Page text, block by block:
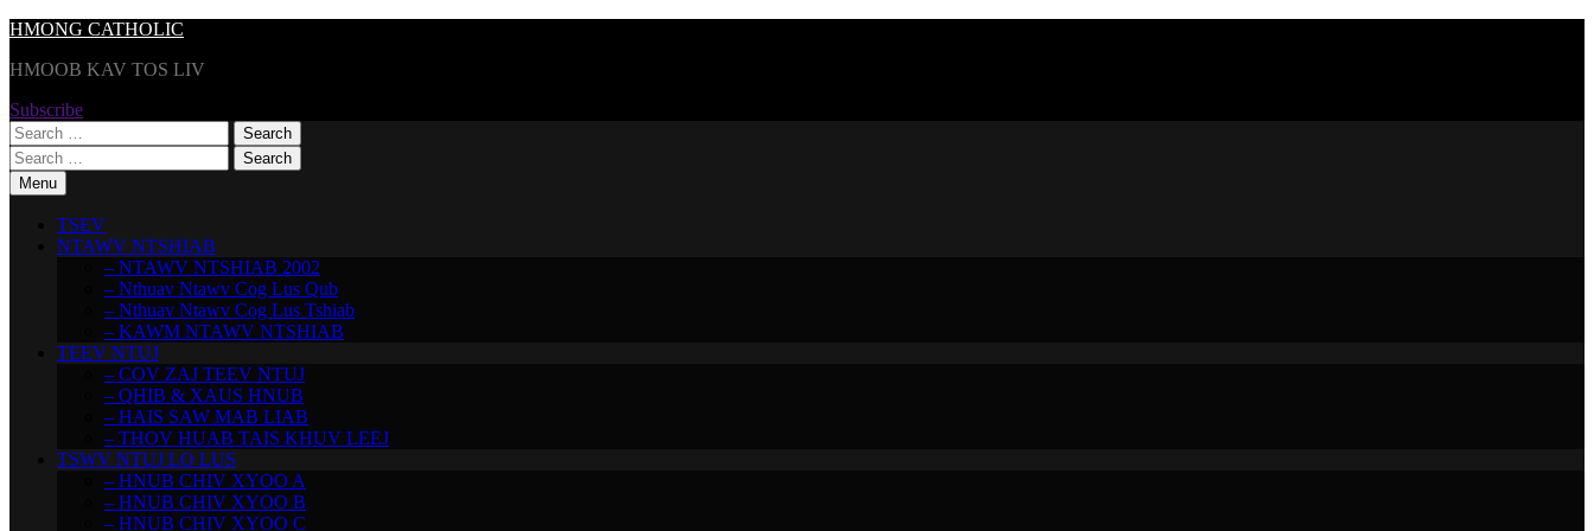
Skip
content
HMONG CATHOLIC
HMOOB KAV TOS LIV
Subscribe
Search
for:
Search
for:Menu
TSEV
NTAWV NTSHIAB
– NTAWV NTSHIAB 2002
– Nthuav Ntawv Cog Lus Qub
– Nthuav Ntawv Cog Lus Tshiab
– KAWM NTAWV NTSHIAB
TEEV NTUJ
– COV ZAJ TEEV NTUJ
– QHIB & XAUS HNUB
– HAIS SAW MAB LIAB
– THOV HUAB TAIS KHUV LEEJ
TSWV NTUJ LO LUS
– HNUB CHIV XYOO A
– HNUB CHIV XYOO B
– HNUB CHIV XYOO C